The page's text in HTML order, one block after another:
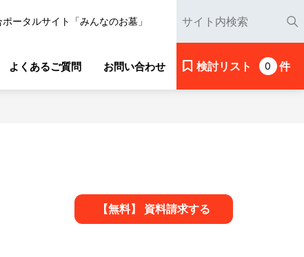
ータルサイト「みんなのお墓」
よくあるご質問 お問い合わせ 検討リスト 0 件
【無料】 資料請求する